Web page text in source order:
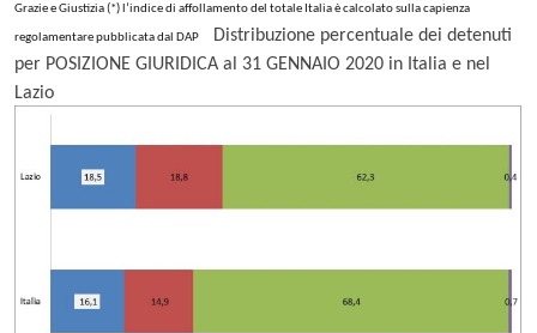
Grazie e Giustizia (*) l’indice di affollamento del totale Italia è calcolato sulla capienza
regolamentare pubblicata dal DAP
Distribuzione percentuale dei detenuti
per POSIZIONE GIURIDICA al 31 GENNAIO 2020 in Italia e nel
Lazio